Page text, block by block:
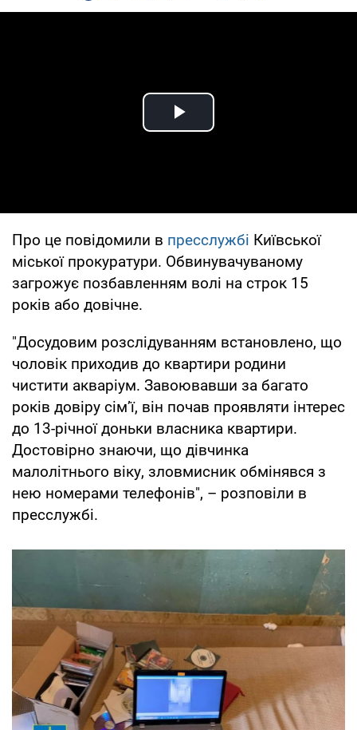
Play Video
Про це повідомили в пресслужбі Київської
міської прокуратури. Обвинувачуваному
загрожує позбавленням волі на строк 15
років або довічне.
"Досудовим розслідуванням встановлено, що
чоловік приходив до квартири родини
чистити акваріум. Завоювавши за багато
років довіру сім’ї, він почав проявляти інтерес
до 13-річної доньки власника квартири.
Достовірно знаючи, що дівчинка
малолітнього віку, зловмисник обмінявся з
нею номерами телефонів", – розповіли в
пресслужбі.